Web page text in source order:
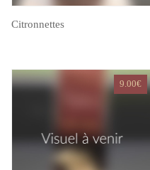
Citronnettes
9.00€